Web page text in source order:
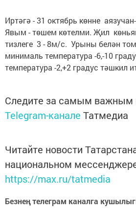
Иртәгә - 31 октябрь көнне
Явым - төшем көтелми. Җил
тизлеге 3 - 8м/с. Урыны белән
минималь температура -6,-10
температура -2,+2 градус тәшкил
Следите за самым важным
Telegram-канале Татмедиа
Читайте новости
национальном
https://max.ru/tatmedia
Безнең телеграм каналга